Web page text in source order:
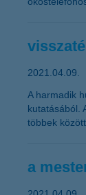
2021.04.09.
A harmadik
kutatásából.
többek
a